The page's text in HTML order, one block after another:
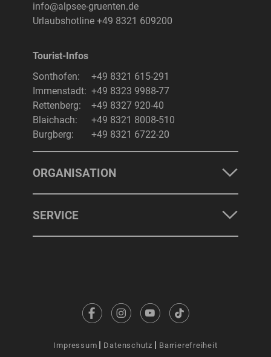
info@alpsee-gruenten.de
Urlaubshotline +49 8321 609200
Tourist-Infos
Sonthofen:
+49 8321 615-291
Immenstadt: +49 8323 9988-77
Rettenberg:
+49 8327 920-40
Blaichach:
+49 8321 8008-510
Burgberg:
+49 8321 6722-20
ORGANISATION
SERVICE
Impressum Datenschutz Barrierefreiheit